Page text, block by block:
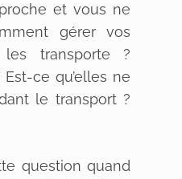
et vous ne
gérer vos
transporte ?
ce qu’elles ne
le transport ?
question quand